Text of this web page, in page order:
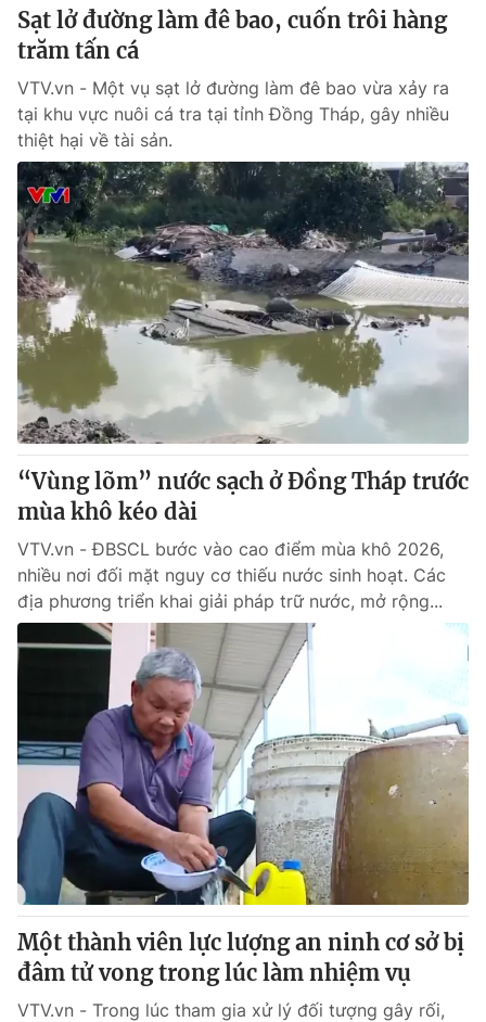
Sạt lở đường làm đê bao, cuốn trôi hàng
trăm tấn cá
VTV.vn - Một vụ sạt lở đường làm đê bao vừa xảy ra
tại khu vực nuôi cá tra tại tỉnh Đồng Tháp, gây nhiều
thiệt hại về tài sản.
“Vùng lõm” nước sạch ở Đồng Tháp trước
mùa khô kéo dài
VTV.vn - ĐBSCL bước vào cao điểm mùa khô 2026,
nhiều nơi đối mặt nguy cơ thiếu nước sinh hoạt. Các
địa phương triển khai giải pháp trữ nước, mở rộng...
Một thành viên lực lượng an ninh cơ sở bị
đâm tử vong trong lúc làm nhiệm vụ
VTV.vn - Trong lúc tham gia xử lý đối tượng gây rối,